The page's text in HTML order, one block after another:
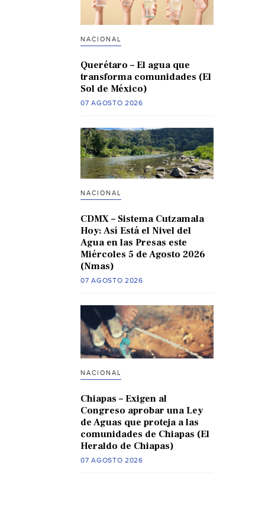
NACIONAL
Querétaro – El agua que
transforma comunidades (El
Sol de México)
07 AGOSTO 2026
NACIONAL
CDMX – Sistema Cutzamala
Hoy: Así Está el Nivel del
Agua en las Presas este
Miércoles 5 de Agosto 2026
(Nmas)
07 AGOSTO 2026
NACIONAL
Chiapas – Exigen al
Congreso aprobar una Ley
de Aguas que proteja a las
comunidades de Chiapas (El
Heraldo de Chiapas)
07 AGOSTO 2026